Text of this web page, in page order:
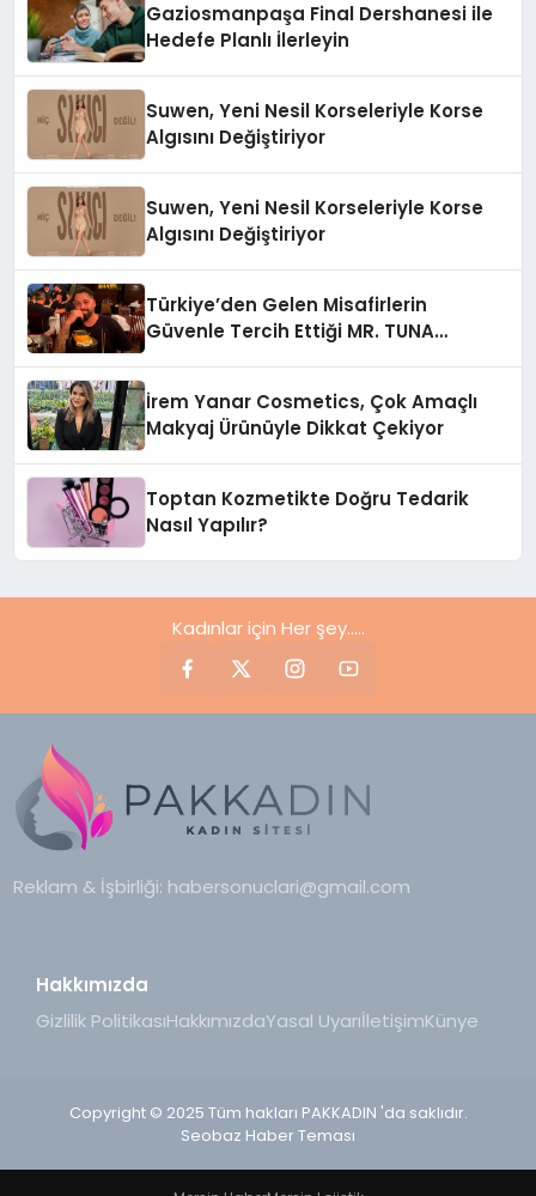
Gaziosmanpaşa Final Dershanesi ile
Hedefe Planlı İlerleyin
Suwen, Yeni Nesil Korseleriyle Korse
Algısını Değiştiriyor
Suwen, Yeni Nesil Korseleriyle Korse
Algısını Değiştiriyor
Türkiye’den Gelen Misafirlerin
Güvenle Tercih Ettiği MR. TUNA
İrem Yanar Cosmetics, Çok Amaçlı
Makyaj Ürünüyle Dikkat Çekiyor
Toptan Kozmetikte Doğru Tedarik
Nasıl Yapılır?
Kadınlar için Her şey.....
Reklam & İşbirliği: habersonuclari@gmail.com
Hakkımızda
Gizlilik PolitikasıHakkımızdaYasal UyarıİletişimKünye
Copyright © 2025 Tüm hakları PAKKADIN 'da saklıdır.
Seobaz Haber Teması